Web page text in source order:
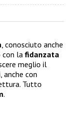
, conosciuto anche
con la fidanzata
meglio il
con
Tutto
.